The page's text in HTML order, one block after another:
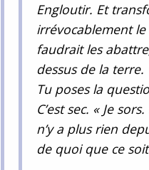
Engloutir. Et
irrévocablement
faudrait les
dessus de la
Tu poses la
C’est sec. « Je
n’y a plus rien
de quoi que ce